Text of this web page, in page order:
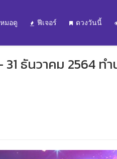
มอดู ฟีเจอร์ ดวงวันนี้
ธันวาคม 2564 ทำ